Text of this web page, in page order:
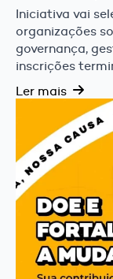
Iniciativa vai
organizações
governança,
inscrições
Ler mais